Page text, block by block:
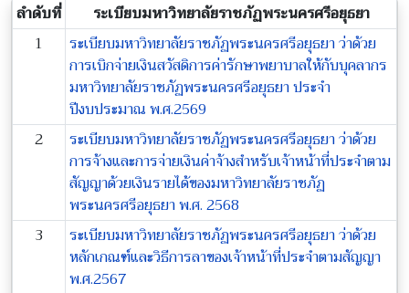
ลำดับที่
ระเบียบมหาวิทยาลัยราชภัฏพระนครศรีอยุธยา
1
ระเบียบมหาวิทยาลัยราชภัฏพระนครศรีอยุธยา ว่าด้วย
การเบิกจ่ายเงินสวัสดิการค่ารักษาพยาบาลให้กับบุคลากร
มหาวิทยาลัยราชภัฏพระนครศรีอยุธยา ประจำ
ปีงบประมาณ พ.ศ.2569
2
ระเบียบมหาวิทยาลัยราชภัฏพระนครศรีอยุธยา ว่าด้วย
การจ้างและการจ่ายเงินค่าจ้างสำหรับเจ้าหน้าที่ประจำตาม
สัญญาด้วยเงินรายได้ของมหาวิทยาลัยราชภัฏ
พระนครศรีอยุธยา พ.ศ. 2568
3
ระเบียบมหาวิทยาลัยราชภัฏพระนครศรีอยุธยา ว่าด้วย
หลักเกณฑ์และวิธีการลาของเจ้าหน้าที่ประจำตามสัญญา
พ.ศ.2567